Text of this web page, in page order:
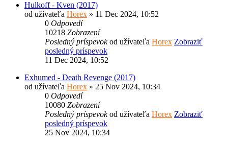
Hulkoff - Kven (2017)
od užívateľa Horex » 11 Dec 2024, 10:52
0 Odpovedí
10218 Zobrazení
Posledný príspevokod užívateľa Horex Zobraziť
posledný príspevok
11 Dec 2024, 10:52
Exhumed - Death Revenge (2017)
od užívateľa Horex » 25 Nov 2024, 10:34
0 Odpovedí
10080 Zobrazení
Posledný príspevokod užívateľa Horex Zobraziť
posledný príspevok
25 Nov 2024, 10:34